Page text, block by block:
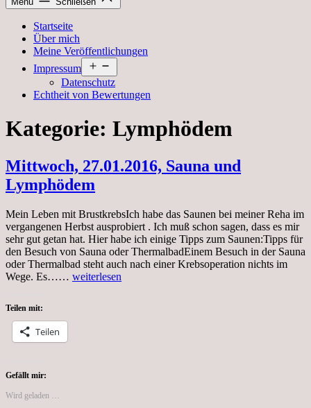
Startseite
Über mich
Meine Veröffentlichungen
Impressum
öffnen
Datenschutz
Echtheit von Bewertungen
Kategorie: Lymphödem
Mittwoch, 27.01.2016, Sauna und
Lymphödem
Mein Leben mit BrustkrebsIch habe das Saunen bei meiner Reha im
vergangenen Herbst ausprobiert . Ich muß schon sagen, dass es mir
sehr gut getan hat. Hier habe ich einige Tipps zum Saunen:Tipps für
den Besuch von Sauna oder ThermalbadEinem Besuch in der Sauna
oder Thermalbad steht auch nach einer Krebsoperation nichts im
Wege. Es…… Mittwoch,
weiterlesen
Teilen mit:
Teilen
Gefällt mir:
Wird geladen …